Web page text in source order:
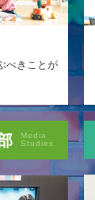
べきことが
Media
Studies